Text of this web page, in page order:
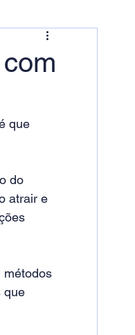
que
do
atrair e
métodos
que